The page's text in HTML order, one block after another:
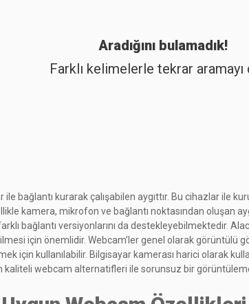
Aradığını bulamadık!
Farklı kelimelerle tekrar aramayı
bağlantı kurarak çalışabilen aygıttır. Bu cihazlar ile
kamera, mikrofon ve bağlantı noktasından oluşan
bağlantı versiyonlarını da destekleyebilmektedir.
için önemlidir. Webcam’ler genel olarak
için kullanılabilir. Bilgisayar kamerası harici olarak
kaliteli webcam alternatifleri ile sorunsuz bir